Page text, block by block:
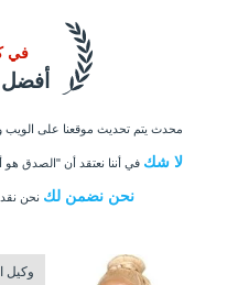
أفضل
في
محدث يتم تحديث موقعنا على الويب
لا شك في أننا نعتقد أن "الصدق
نحن نضمن لك نحن
وكيل